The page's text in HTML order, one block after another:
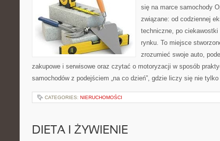
się na marce samochody
związane: od codziennej
techniczne, po
rynku. To miejsce
zrozumieć swoje auto,
zakupowe i serwisowe oraz czytać o motoryzacji w sposób
samochodów z podejściem „na co dzień”, gdzie liczy się nie
CATEGORIES: NIERUCHOMOŚCI
DIETA I ŻYWIENIE